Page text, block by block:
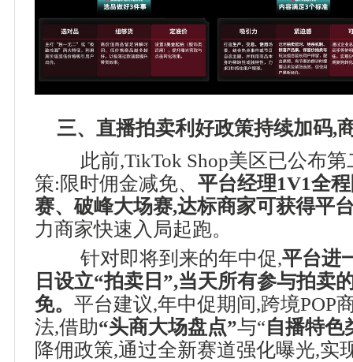
三、直播拍卖利好政策持续加码,
此前,TikTok Shop美区已公布
策:限时佣金减免、 平台经理1V1全
赛、破峰大场赛,达标商家可获得平
力商家快速入局起跑。
针对即将到来的年中促,平台进
日设立“拍卖日”,当天所有参与拍卖
免。 平台建议,年中促期间,跨境POP
法,借助“头商大场盘点”与“自播特色
降佣政策,通过全新赛道强化曝光,实